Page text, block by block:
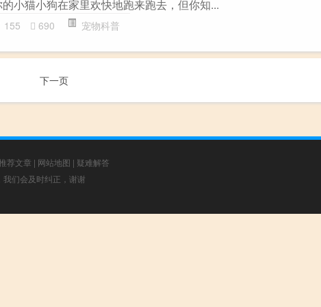
小猫小狗在家里欢快地跑来跑去，但你知...
155 690 宠物科普
下一页
荐文章 | 网站地图 | 疑难解答
们会及时纠正，谢谢